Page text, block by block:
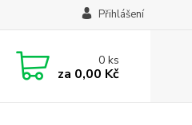
Přihlášení
0ks
za 0,00 Kč